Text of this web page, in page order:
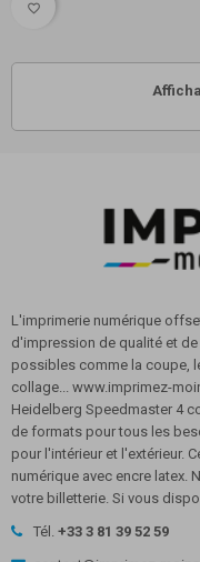
favorite_border
L'imprimerie numérique
d'impression de qualité et
possibles comme la coupe,
collage... www.imprimez-
Heidelberg Speedmaster 4
de formats pour tous les
pour l'intérieur et l'extérieur.
numérique avec encre latex.
votre billetterie. Si vous
Tél. +33 3 81 39 52 59